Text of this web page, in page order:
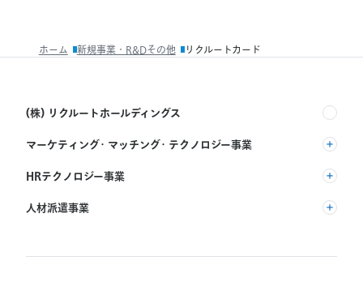
ス
一
へ
る
ホーム 新規事業・R&Dその他 リクルートカード
(株) リクルートホールディングス
マーケティング・マッチング・テクノロジー事業
(株) リクルート
HRテクノロジー事業
(株) インディードリクルートパートナーズ
Indeed, Inc.
人材派遣事業